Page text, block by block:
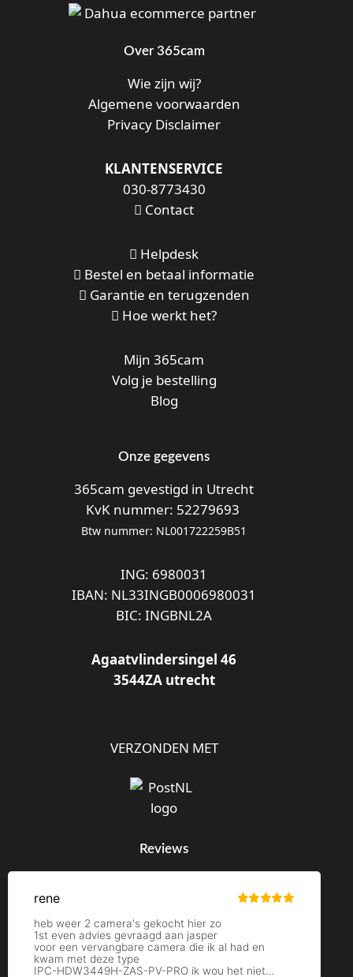
Over 365cam
Wie zijn wij?
Algemene voorwaarden
Privacy Disclaimer
KLANTENSERVICE
030-8773430
Contact
Helpdesk
Bestel en betaal informatie
Garantie en terugzenden
Hoe werkt het?
Mijn 365cam
Volg je bestelling
Blog
Onze gegevens
365cam gevestigd in Utrecht
KvK nummer: 52279693
Btw nummer: NL001722259B51
ING: 6980031
IBAN: NL33INGB0006980031
BIC: INGBNL2A
Agaatvlindersingel 46
3544ZA utrecht
VERZONDEN MET
Reviews